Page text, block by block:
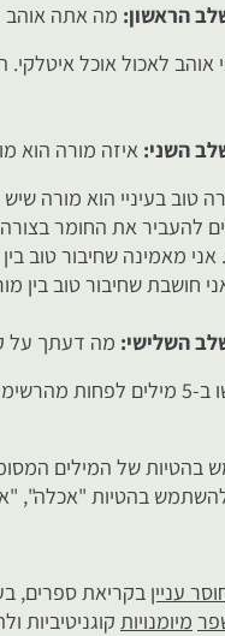
הראשון: מה אתה אוהב
אוהב לאכול אוכל
השני: איזה מורה הוא
טוב בעיניי הוא מורה
להעביר את החומר
מאמינה שחיבור טוב
חושבת שחיבור טוב בין
השלישי: מה דעתך על
בתשובתכם, השתמשו ב-5
בהטיות של המילים
בהטיות "אכלה",
עניין בקריאת ספרים,
מיומנויות קוגניטיביות